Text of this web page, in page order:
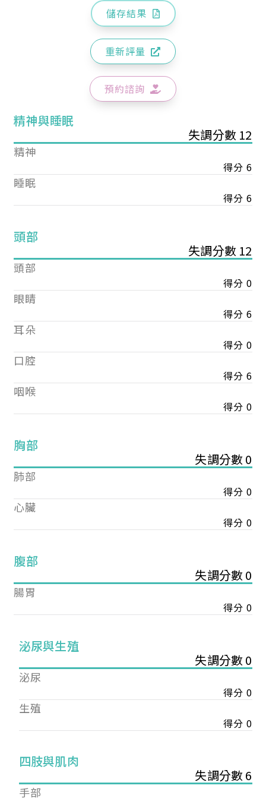
儲存結果
重新評量
預約諮詢
精神與睡眠
失調分數 12
精神
得分 6
睡眠
得分 6
頭部
失調分數 12
頭部
得分 0
眼睛
得分 6
耳朵
得分 0
口腔
得分 6
咽喉
得分 0
胸部
失調分數 0
肺部
得分 0
心臟
得分 0
腹部
失調分數 0
腸胃
得分 0
泌尿與生殖
失調分數 0
泌尿
得分 0
生殖
得分 0
四肢與肌肉
失調分數 6
手部
您已成功送出會員申請
您好，您的會員申請，已成功送出，經本協會理事